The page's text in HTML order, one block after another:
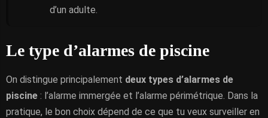
d’un adulte.
Le type d’alarmes de piscine
On distingue principalement deux types d’alarmes de
piscine : l’alarme immergée et l’alarme périmétrique. Dans la
pratique, le bon choix dépend de ce que tu veux surveiller en